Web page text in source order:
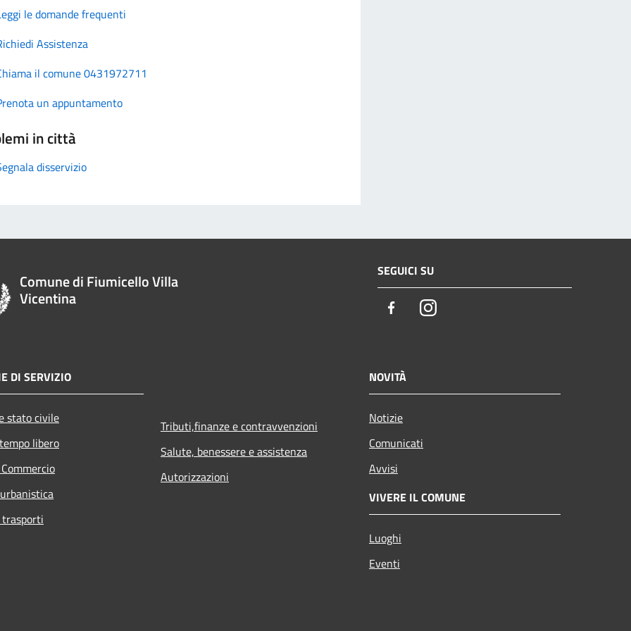
le domande frequenti
Assistenza
il comune 0431972711
un appuntamento
in città
disservizio
Comune di Fiumicello Villa
Vicentina
SEGUICI SU
FacebookInstagram
DI SERVIZIO
stato civile
libero
Tributi,finanze e contravvenzioni
Salute, benessere e assistenza
Autorizzazioni
NOVITÀ
Notizie
Comunicati
Avvisi
VIVERE IL COMUNE
Luoghi
Eventi